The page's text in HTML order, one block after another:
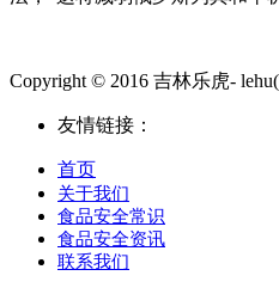
Copyright © 2016 吉林乐虎-
友情链接：
首页
关于我们
食品安全常识
食品安全资讯
联系我们